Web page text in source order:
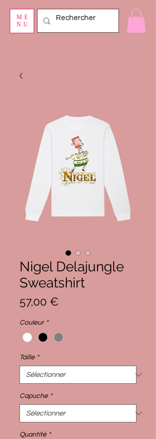
ME
NU
Nigel Delajungle
Sweatshirt
57,00 €
Couleur *
Taille *
Capuche *
Quantité *